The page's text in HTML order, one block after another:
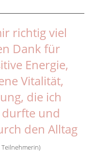
richtig viel
Dank für
Energie,
Vitalität,
die ich
und
den Alltag